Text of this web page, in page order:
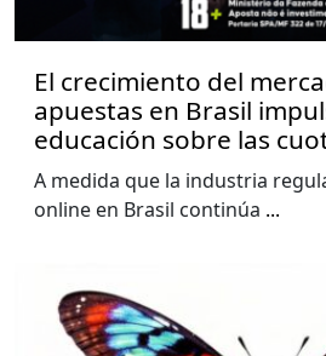
El crecimiento del
apuestas en Brasil
educación sobre las
A medida que la industria
online en Brasil continúa ...